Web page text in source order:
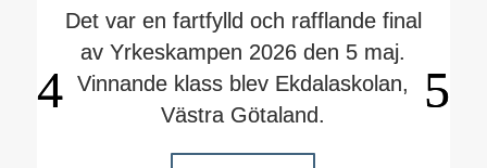
Det var en fartfylld och rafflande final
av Yrkeskampen 2026 den 5 maj.
Vinnande klass blev Ekdalaskolan,
Västra Götaland.
Nu kan du som är rektor,
lärare/mentor eller studie- och
yrkesvägledare anmäla din årskurs 8